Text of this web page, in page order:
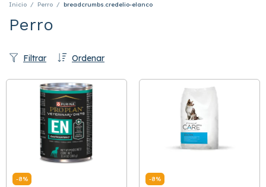
Inicio / Perro / breadcrumbs.credelio-elanco
Perro
Ordenar
Filtrar
-8% -8%